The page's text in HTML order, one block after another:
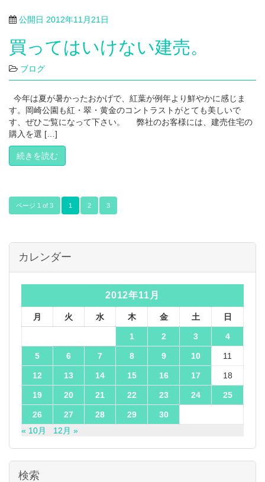
公開日 2012年11月21日
買ってはいけない建売。
ブログ
今年は夏が暑かったおかげで、紅葉が例年より鮮やかに感じま
す。岡崎公園も紅・翠・黄金のコントラストがとても美しいで
す、ぜひご覧になって下さい。 弊社のお客様には、建売住宅の
購入を選 […]
続きを読む
ページ 1 of 3 1 2 3
カレンダー
2012年11月
月 火 水 木 金 土 日
1 2 3 4
5 6 7 8 9 10 11
12 13 14 15 16 17 18
19 20 21 22 23 24 25
26 27 28 29
30
« 10月
12月 »
検索